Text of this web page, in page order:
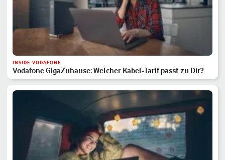
INSIDE VODAFONE
Vodafone GigaZuhause: Welcher Kabel-Tarif passt zu Dir?